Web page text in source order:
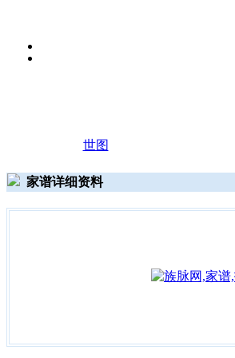
世图
家谱详细资料